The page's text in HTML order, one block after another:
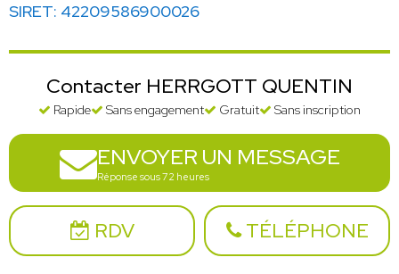
SIRET: 42209586900026
Contacter HERRGOTT QUENTIN
Rapide Sans engagement Gratuit Sans inscription
ENVOYER UN MESSAGE
Réponse sous 72 heures
RDV TÉLÉPHONE